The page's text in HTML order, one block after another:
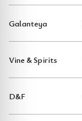
Galanteya
Vine & Spirits
D&F